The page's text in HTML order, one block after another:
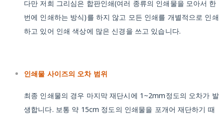
다만 저희 그리심은 합판인쇄(여러 종류의 인쇄물을 모아서 한
번에 인쇄하는 방식)를 하지 않고 모든 인쇄를 개별적으로 인쇄
하고 있어 인쇄 색상에 많은 신경을 쓰고 있습니다.
인쇄물 사이즈의 오차 범위
최종 인쇄물의 경우 마지막 재단시에 1~2mm정도의 오차가 발
생합니다. 보통 약 15cm 정도의 인쇄물을 포개어 재단하기 때